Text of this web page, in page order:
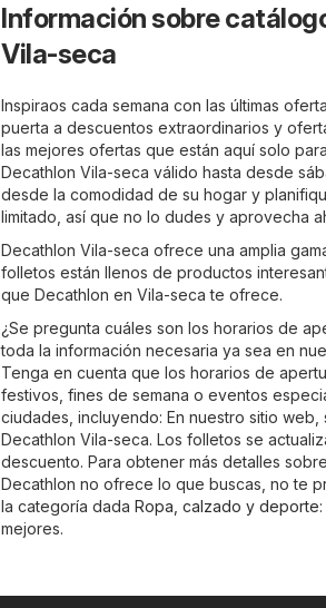
Información sobre
Vila-seca
Inspiraos cada semana con las últimas
puerta a descuentos extraordinarios y
las mejores ofertas que están aquí solo
Decathlon Vila-seca válido hasta desde
desde la comodidad de su hogar y
limitado, así que no lo dudes y aprovecha
Decathlon Vila-seca ofrece una amplia
folletos están llenos de productos
que Decathlon en Vila-seca te ofrece.
¿Se pregunta cuáles son los horarios de
toda la información necesaria ya sea en
Tenga en cuenta que los horarios de
festivos, fines de semana o eventos
ciudades, incluyendo: En nuestro sitio
Decathlon Vila-seca. Los folletos se
descuento. Para obtener más detalles
Decathlon no ofrece lo que buscas, no te
la categoría dada Ropa, calzado y deporte
mejores.